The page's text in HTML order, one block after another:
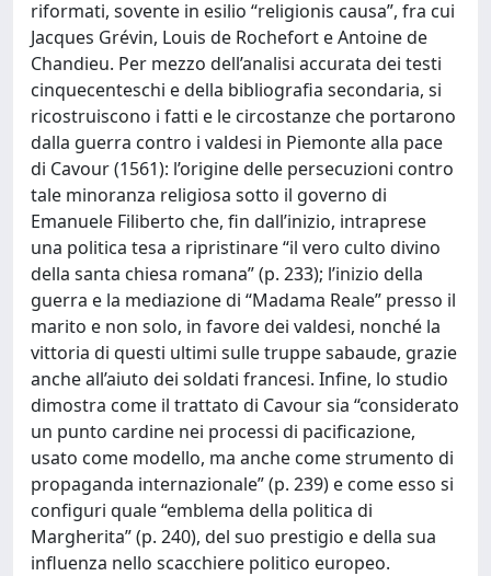
riformati, sovente in esilio “religionis causa”, fra cui
Jacques Grévin, Louis de Rochefort e Antoine de
Chandieu. Per mezzo dell’analisi accurata dei testi
cinquecenteschi e della bibliografia secondaria, si
ricostruiscono i fatti e le circostanze che portarono
dalla guerra contro i valdesi in Piemonte alla pace
di Cavour (1561): l’origine delle persecuzioni contro
tale minoranza religiosa sotto il governo di
Emanuele Filiberto che, fin dall’inizio, intraprese
una politica tesa a ripristinare “il vero culto divino
della santa chiesa romana” (p. 233); l’inizio della
guerra e la mediazione di “Madama Reale” presso il
marito e non solo, in favore dei valdesi, nonché la
vittoria di questi ultimi sulle truppe sabaude, grazie
anche all’aiuto dei soldati francesi. Infine, lo studio
dimostra come il trattato di Cavour sia “considerato
un punto cardine nei processi di pacificazione,
usato come modello, ma anche come strumento di
propaganda internazionale” (p. 239) e come esso si
configuri quale “emblema della politica di
Margherita” (p. 240), del suo prestigio e della sua
influenza nello scacchiere politico europeo.